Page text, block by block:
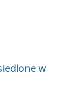
w